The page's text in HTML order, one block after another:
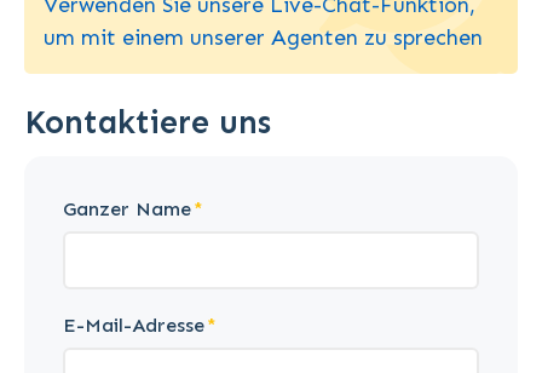
um mit einem unserer Agenten zu sprechen
Kontaktiere uns
Ganzer Name
E-Mail-Adresse